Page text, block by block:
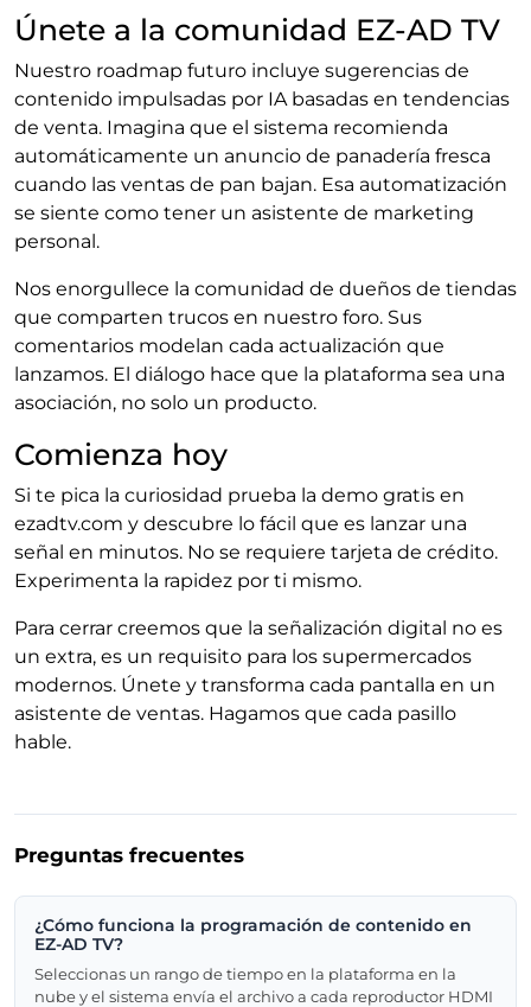
Únete a la comunidad EZ-AD TV
Nuestro roadmap futuro incluye sugerencias de
contenido impulsadas por IA basadas en tendencias
de venta. Imagina que el sistema recomienda
automáticamente un anuncio de panadería fresca
cuando las ventas de pan bajan. Esa automatización
se siente como tener un asistente de marketing
personal.
Nos enorgullece la comunidad de dueños de tiendas
que comparten trucos en nuestro foro. Sus
comentarios modelan cada actualización que
lanzamos. El diálogo hace que la plataforma sea una
asociación, no solo un producto.
Comienza hoy
Si te pica la curiosidad prueba la demo gratis en
ezadtv.com y descubre lo fácil que es lanzar una
señal en minutos. No se requiere tarjeta de crédito.
Experimenta la rapidez por ti mismo.
Para cerrar creemos que la señalización digital no es
un extra, es un requisito para los supermercados
modernos. Únete y transforma cada pantalla en un
asistente de ventas. Hagamos que cada pasillo
hable.
Preguntas frecuentes
¿Cómo funciona la programación de contenido en
EZ-AD TV?
Seleccionas un rango de tiempo en la plataforma en la
nube y el sistema envía el archivo a cada reproductor HDMI